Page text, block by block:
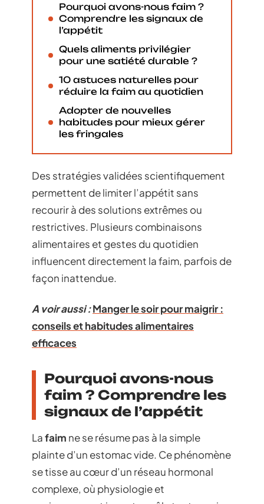
Pourquoi avons-nous faim ?
Comprendre les signaux de
l’appétit
Quels aliments privilégier
pour une satiété durable ?
10 astuces naturelles pour
réduire la faim au quotidien
Adopter de nouvelles
habitudes pour mieux gérer
les fringales
Des stratégies validées scientifiquement
permettent de limiter l’appétit sans
recourir à des solutions extrêmes ou
restrictives. Plusieurs combinaisons
alimentaires et gestes du quotidien
influencent directement la faim, parfois de
façon inattendue.
A voir aussi :Manger le soir pour maigrir :
conseils et habitudes alimentaires
efficaces
Pourquoi avons-nous
faim ? Comprendre les
signaux de l’appétit
Lafaim ne se résume pas à la simple
plainte d’un estomac vide. Ce phénomène
se tisse au cœur d’un réseau hormonal
complexe, où physiologie et